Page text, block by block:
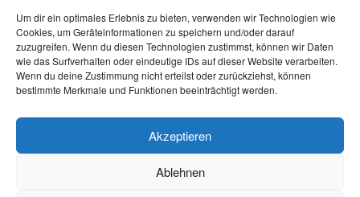
Um dir ein optimales Erlebnis zu bieten, verwenden wir Technologien wie
Cookies, um Geräteinformationen zu speichern und/oder darauf
zuzugreifen. Wenn du diesen Technologien zustimmst, können wir Daten
wie das Surfverhalten oder eindeutige IDs auf dieser Website verarbeiten.
Wenn du deine Zustimmung nicht erteilst oder zurückziehst, können
bestimmte Merkmale und Funktionen beeinträchtigt werden.
Akzeptieren
Ablehnen
Unterstützt wird die Projektabwicklung auch durch
nph Deutschland e. V.
Impressum_